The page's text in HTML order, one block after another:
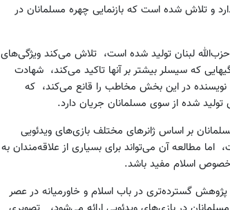
و تلاش شده است که بازنمایی چهره‌ مسلمانان در
حزب‌الله لبنان تولید شده است، تلاش می‌کند ویژگی‌های
که سیسلر بیشتر بر آنها تاکید می‌کند، شهادت
نویسنده در این بخش مخاطب را قانع می‌کند، که
شده از سوی مسلمانان جریان دارد.
بر اساس ژانرهای مختلف بازی‌های ویدئویی
مطالعه‌ آن می‌تواند برای بسیاری از علاقه‌مندان به
خصوص اسلام مفید باشد.
گسترده‌تری در باب اسلام و خاورمیانه در عصر